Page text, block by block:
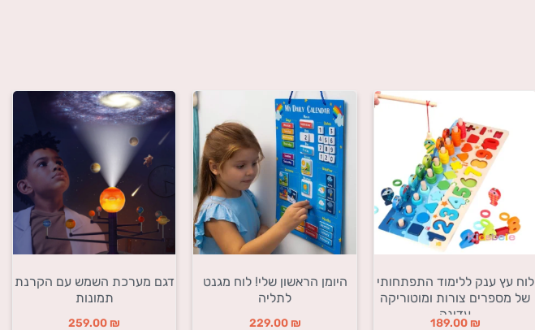
לוח עץ ענק ללימוד התפתחותי
של מספרים צורות ומוטוריקה
עדינה
189.00 ₪
היומן הראשון שלי! לוח מגנט
לתליה
229.00 ₪
דגם מערכת השמש עם הקרנת
תמונות
259.00 ₪